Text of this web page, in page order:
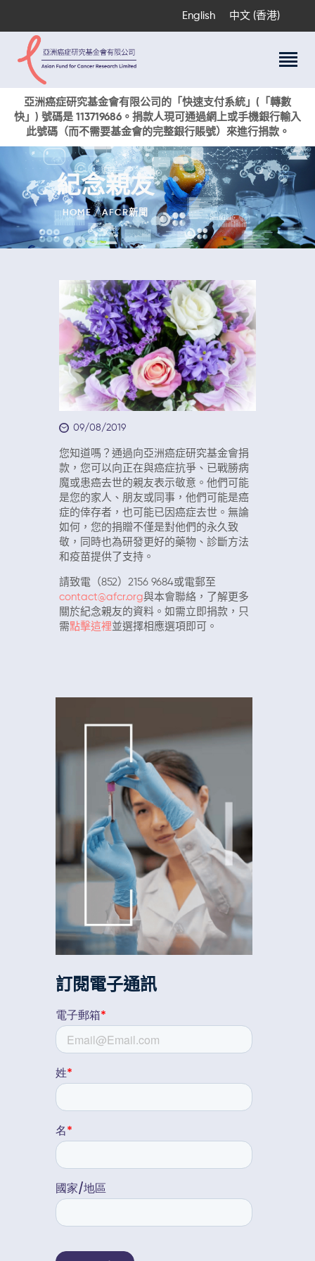
English 中文 (香港)
亞洲癌症研究基金會有限公司的「快速支付系統」(「轉數
快」) 號碼是 113719686。捐款人現可通過網上或手機銀行輸入
此號碼（而不需要基金會的完整銀行賬號）來進行捐款。
紀念親友
HOME AFCR新聞
關於我們
科研項目
活動與獎項
新聞
捐款支持
現在捐贈
09/08/2019
您知道嗎？通過向亞洲癌症研究基金會捐
款，您可以向正在與癌症抗爭、已戰勝病
魔或患癌去世的親友表示敬意。他們可能
是您的家人、朋友或同事，他們可能是癌
症的倖存者，也可能已因癌症去世。無論
如何，您的捐贈不僅是對他們的永久致
敬，同時也為研發更好的藥物、診斷方法
和疫苗提供了支持。
請致電（852）2156 9684或電郵至
contact@afcr.org與本會聯絡，了解更多
關於紀念親友的資料。如需立即捐款，只
需點擊這裡並選擇相應選項即可。
訂閱電子通訊